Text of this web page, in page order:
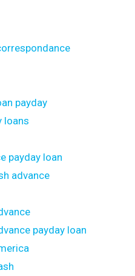
payday
loans
payday loan
advance
payday loan